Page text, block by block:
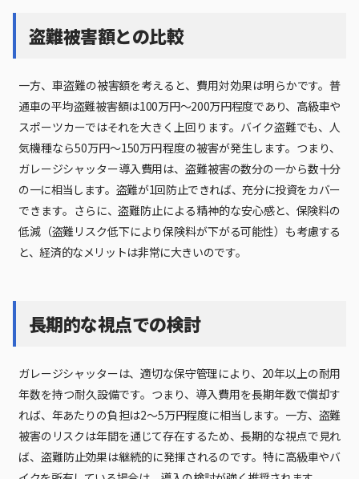
盗難被害額との比較
一方、車盗難の被害額を考えると、費用対効果は明らかです。普
通車の平均盗難被害額は100万円～200万円程度であり、高級車や
スポーツカーではそれを大きく上回ります。バイク盗難でも、人
気機種なら50万円～150万円程度の被害が発生します。つまり、
ガレージシャッター導入費用は、盗難被害の数分の一から数十分
の一に相当します。盗難が1回防止できれば、充分に投資をカバー
できます。さらに、盗難防止による精神的な安心感と、保険料の
低減（盗難リスク低下により保険料が下がる可能性）も考慮する
と、経済的なメリットは非常に大きいのです。
長期的な視点での検討
ガレージシャッターは、適切な保守管理により、20年以上の耐用
年数を持つ耐久設備です。つまり、導入費用を長期年数で償却す
れば、年あたりの負担は2～5万円程度に相当します。一方、盗難
被害のリスクは年間を通じて存在するため、長期的な視点で見れ
ば、盗難防止効果は継続的に発揮されるのです。特に高級車やバ